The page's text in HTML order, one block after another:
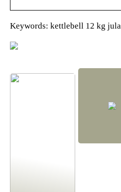
Keywords: kettlebell 12 kg jula